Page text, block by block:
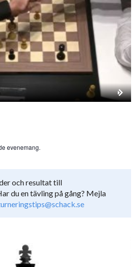
evenemang.
och resultat till
du en tävling på gång? Mejla